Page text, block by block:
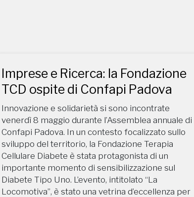
Imprese e Ricerca: la Fondazione
TCD ospite di Confapi Padova
Innovazione e solidarietà si sono incontrate
venerdì 8 maggio durante l’Assemblea annuale di
Confapi Padova. In un contesto focalizzato sullo
sviluppo del territorio, la Fondazione Terapia
Cellulare Diabete è stata protagonista di un
importante momento di sensibilizzazione sul
Diabete Tipo Uno. ​L’evento, intitolato “La
Locomotiva”, è stato una vetrina d’eccellenza per